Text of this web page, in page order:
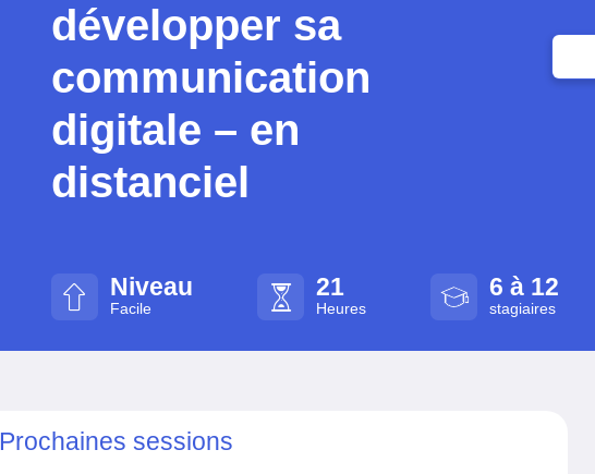
développer sa
communication
digitale – en
distanciel
Niveau
Facile
21
Heures
6 à 12
stagiaires
Prochaines sessions